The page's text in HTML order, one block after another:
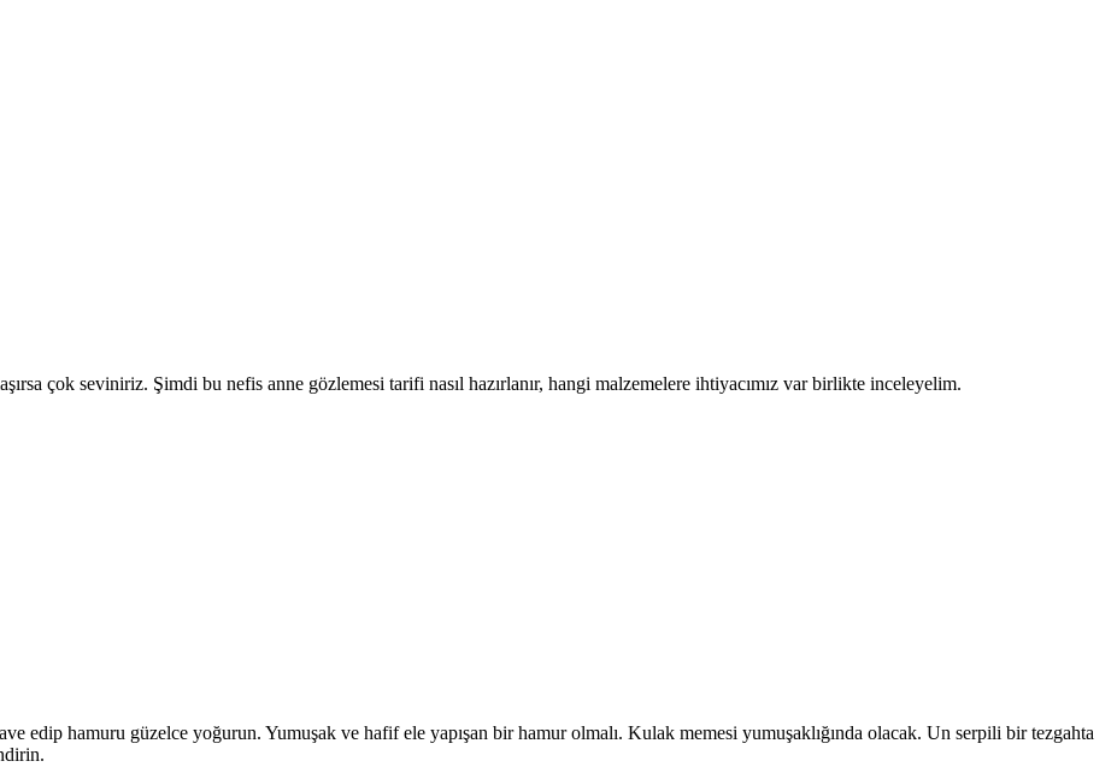
çok seviniriz. Şimdi bu nefis anne gözlemesi tarifi nasıl hazırlanır, hangi malzemelere ihtiyacımız var birlikte inceleyelim.
edip hamuru güzelce yoğurun. Yumuşak ve hafif ele yapışan bir hamur olmalı. Kulak memesi yumuşaklığında olacak. Un serpili bir tezgahta